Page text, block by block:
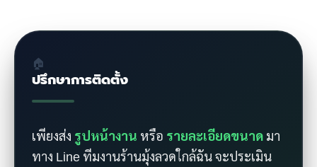
🏠
ปรึกษาการติดตั้ง
เพียงส่ง รูปหน้างาน หรือ รายละเอียดขนาด มา
ทาง Line ทีมงานร้านมุ้งลวดใกล้ฉัน จะประเมิน